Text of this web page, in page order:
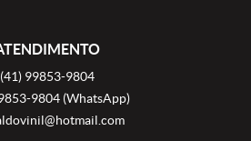
(41) 99853-9804
9804 (WhatsApp)